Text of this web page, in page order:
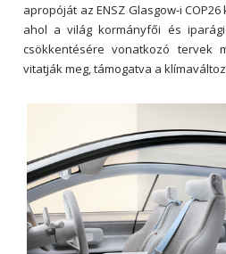
apropóját az ENSZ Glasgow-i
ahol a világ kormányfői és
csökkentésére vonatkozó tervek
vitatják meg, támogatva a